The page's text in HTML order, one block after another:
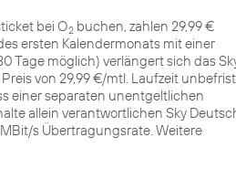
bei O2 buchen, zahlen 29,99 €
ersten Kalendermonats mit einer
Tage möglich) verlängert sich das
von 29,99 €/mtl. Laufzeit
einer separaten unentgeltlichen
allein verantwortlichen Sky
s Übertragungsrate. Weitere